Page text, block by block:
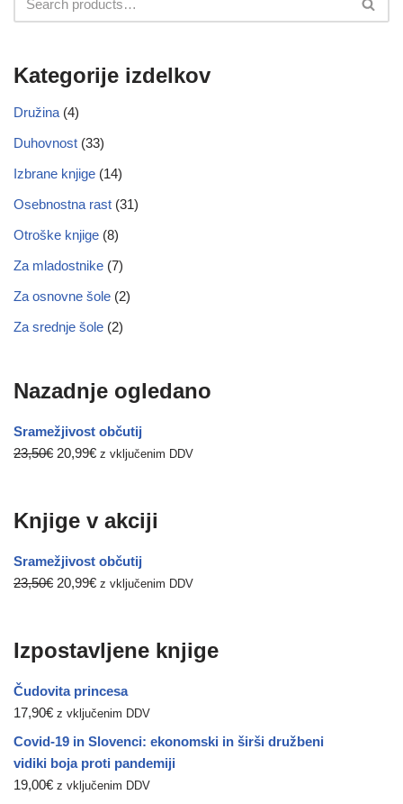
Kategorije izdelkov
Družina (4)
Duhovnost (33)
Izbrane knjige (14)
Osebnostna rast (31)
Otroške knjige (8)
Za mladostnike (7)
Za osnovne šole (2)
Za srednje šole (2)
Nazadnje ogledano
Sramežjivost občutij
23,50€ 20,99€ z vključenim DDV
Knjige v akciji
Sramežjivost občutij
23,50€ 20,99€ z vključenim DDV
Izpostavljene knjige
Čudovita princesa
17,90€ z vključenim DDV
Covid-19 in Slovenci: ekonomski in širši družbeni
vidiki boja proti pandemiji
19,00€ z vključenim DDV